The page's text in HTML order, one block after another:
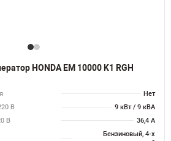
HONDA EM 10000 K1 RGH
Нет
В
9 кВт / 9 кВА
В
36,4 А
Бензиновый, 4-х